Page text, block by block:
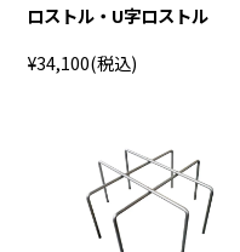
ロストル・U字ロストル
¥34,100(税込)